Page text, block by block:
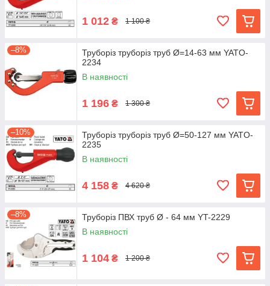
1 012 ₴ 1 100 ₴
–8%
Труборіз труборіз труб Ø=14-63 мм YATO-
2234
В наявності
1 196 ₴ 1 300 ₴
–10%
Труборіз труборіз труб Ø=50-127 мм YATO-
2235
В наявності
4 158 ₴ 4 620 ₴
–8%
Труборіз ПВХ труб Ø - 64 мм YT-2229
В наявності
1 104 ₴ 1 200 ₴